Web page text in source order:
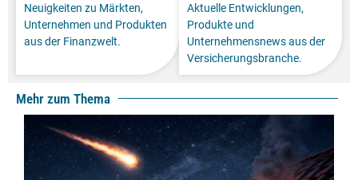
Neuigkeiten zu Märkten,
Unternehmen und Produkten
aus der Finanzwelt.
Aktuelle Entwicklungen,
Produkte und
Unternehmensnews aus der
Versicherungsbranche.
Mehr zum Thema